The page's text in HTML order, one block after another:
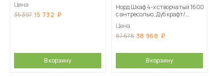
Цена
35 397 15 732
В корзину
Норд Шкаф 4-х створчатый 1600
с антресолью, Дуб крафт/
Цена
87 678 38 968
В корзину